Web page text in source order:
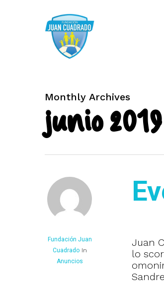
Monthly Archives
junio 2019
Fundación Juan
Cuadrado In
Anuncios
Juan
lo